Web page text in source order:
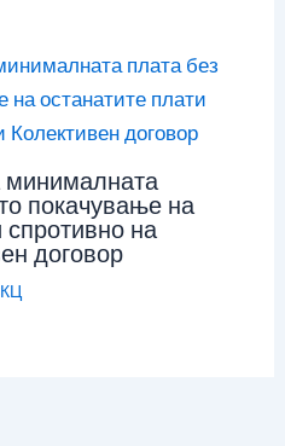
минималната
покачување на
спротивно на
договор